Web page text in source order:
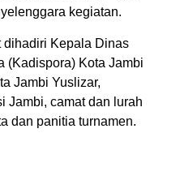
kegiatan.
dihadiri Kepala Dinas
(Kadispora) Kota Jambi
Jambi Yuslizar,
Jambi, camat dan lurah
dan panitia turnamen.